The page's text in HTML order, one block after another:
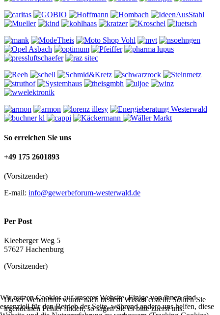
So erreichen Sie uns
+49 175 2601893
(Vorsitzender)
E-mail: info@gewerbeforum-westerwald.de
Per Post
Kleeberger Weg 5
57627 Hachenburg
(Vorsitzender)
Dieser Webauftritt wurde nach bestem Wissen erstellt. Sollten Sie
irgendeinen Fehler finden, so sagen Sie es bitte zuerst uns.
Wir nutzen Cookies auf unserer Website. Einige von ihnen sind
essenziell für den Betrieb der Seite, während andere uns helfen, diese